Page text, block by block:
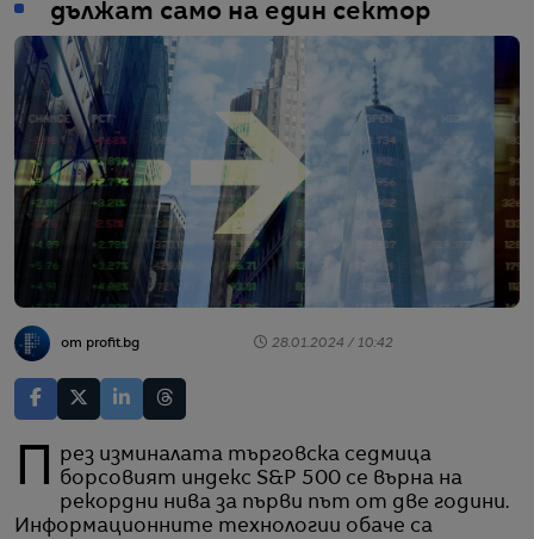
дължат само на един сектор
от profit.bg 28.01.2024 / 10:42
През изминалата търговска седмица
борсовият индекс S&P 500 се върна на
рекордни нива за първи път от две години.
Информационните технологии обаче са